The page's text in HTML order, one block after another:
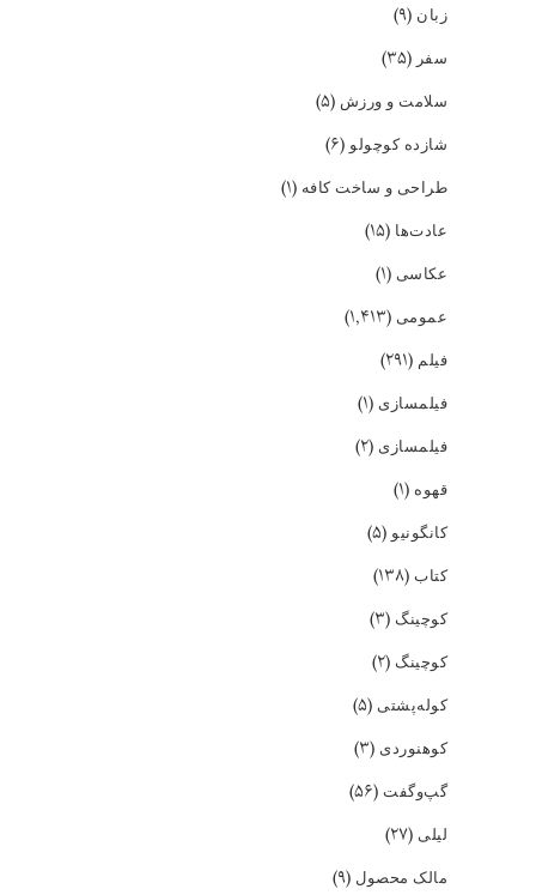
زبان (۹)
سفر(۳۵)
سلامت و ورزش (۵)
شازده کوچولو(۶)
طراحی و ساخت کافه (۱)
عادت‌ها (۱۵)
عکاسی (۱)
عمومی (۱,۴۱۳)
فیلم (۲۹۱)
فیلمسازی (۱)
فیلمسازی (۲)
قهوه (۱)
کانگونیو(۵)
کتاب (۱۳۸)
کوچینگ (۳)
کوچینگ (۲)
کوله‌پشتی (۵)
کوهنوردی (۳)
گپ‌و‌گفت (۵۶)
لیلی (۲۷)
مالک محصول (۹)